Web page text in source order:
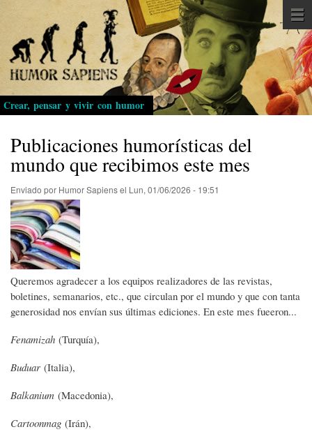
Pasar
al
contenido
principal
Crear, pensar y vivir con humor
Publicaciones humorísticas del
mundo que recibimos este mes
Enviado por Humor Sapiensel Lun, 01/06/2026 - 19:51
Queremos agradecer a los equipos realizadores de las revistas,
boletines, semanarios, etc., que circulan por el mundo y que con tanta
generosidad nos envían sus últimas ediciones. En este mes fueeron...
Fenamizah (Turquía),
Buduar (Italia),
Balkanium (Macedonia),
Cartoonmag (Irán),